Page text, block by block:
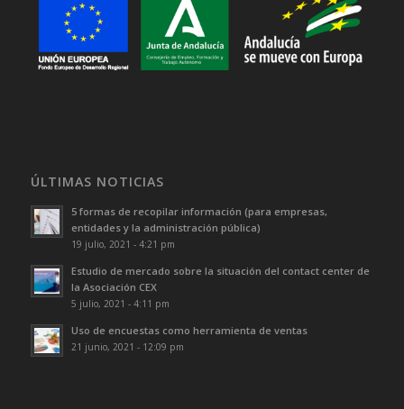
ÚLTIMAS NOTICIAS
5 formas de recopilar información (para empresas,
entidades y la administración pública)
19 julio, 2021 - 4:21 pm
Estudio de mercado sobre la situación del contact center de
la Asociación CEX
5 julio, 2021 - 4:11 pm
Uso de encuestas como herramienta de ventas
21 junio, 2021 - 12:09 pm